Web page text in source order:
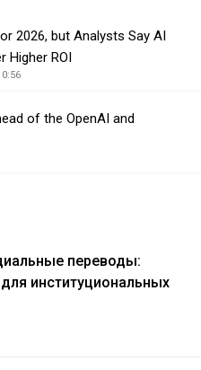
2026, but Analysts Say AI
Higher ROI
of the OpenAI and
переводы:
институциональных